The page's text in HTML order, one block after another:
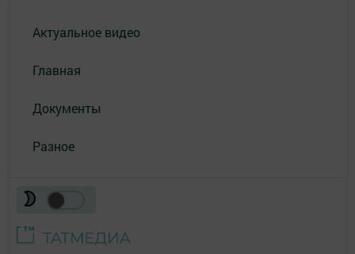
Актуальное видео
Главная
Документы
Разное